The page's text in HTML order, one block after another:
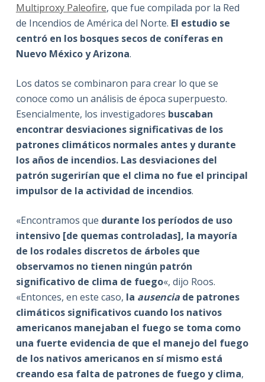
Multiproxy Paleofire, que fue compilada por la Red
de Incendios de América del Norte. El estudio se
centró en los bosques secos de coníferas en
Nuevo México y Arizona.
Los datos se combinaron para crear lo que se
conoce como un análisis de época superpuesto.
Esencialmente, los investigadores buscaban
encontrar desviaciones significativas de los
patrones climáticos normales antes y durante
los años de incendios. Las desviaciones del
patrón sugerirían que el clima no fue el principal
impulsor de la actividad de incendios.
«Encontramos que durante los períodos de uso
intensivo [de quemas controladas], la mayoría
de los rodales discretos de árboles que
observamos no tienen ningún patrón
significativo de clima de fuego«, dijo Roos.
«Entonces, en este caso, la ausenciade patrones
climáticos significativos cuando los nativos
americanos manejaban el fuego se toma como
una fuerte evidencia de que el manejo del fuego
de los nativos americanos en sí mismo está
creando esa falta de patrones de fuego y clima,